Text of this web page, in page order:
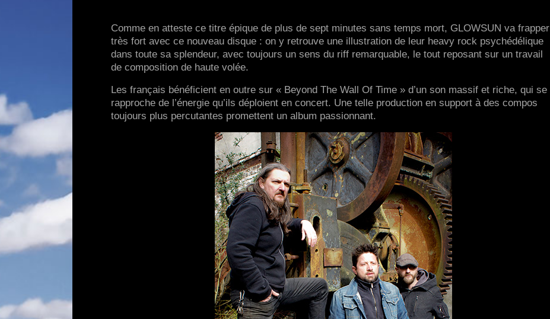
Comme en atteste ce titre épique de plus de sept minutes sans temps mort, GLOWSUN va frapper
très fort avec ce nouveau disque : on y retrouve une illustration de leur heavy rock psychédélique
dans toute sa splendeur, avec toujours un sens du riff remarquable, le tout reposant sur un travail
de composition de haute volée.
Les français bénéficient en outre sur « Beyond The Wall Of Time » d’un son massif et riche, qui se
rapproche de l’énergie qu’ils déploient en concert. Une telle production en support à des compos
toujours plus percutantes promettent un album passionnant.